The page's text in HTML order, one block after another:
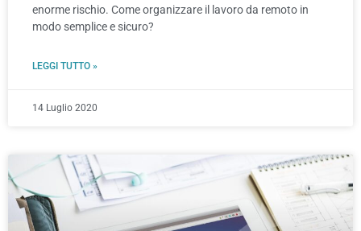
enorme rischio. Come organizzare il lavoro da remoto in
modo semplice e sicuro?
LEGGI TUTTO »
14 Luglio 2020